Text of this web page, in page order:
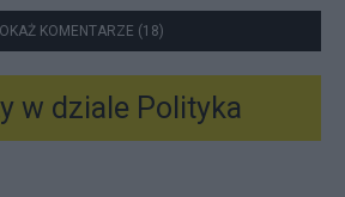
KOMENTARZE (18)
w dziale Polityka